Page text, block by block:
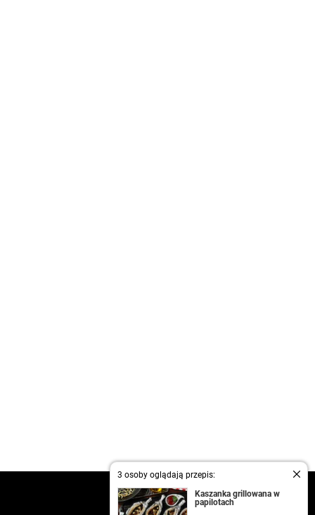
3 osoby oglądają przepis:
Kaszanka grillowana w
papilotach
kontakt
regulamin